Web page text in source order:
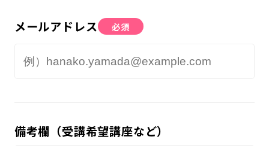
メールアドレス 必須
備考欄（受講希望講座など）